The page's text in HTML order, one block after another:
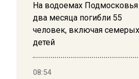
На водоемах Подмосковья
два месяца погибли 55
человек, включая семерых
детей
08:54